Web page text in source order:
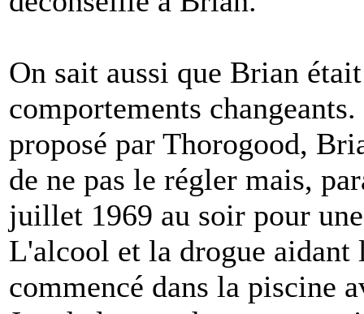
On sait aussi que Brian
comportements
proposé par Thorogood,
de ne pas le régler mais,
juillet 1969 au soir pour
L'alcool et la drogue
commencé dans la piscine